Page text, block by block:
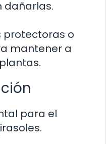
dañarlas.
protectoras o
mantener a
para el